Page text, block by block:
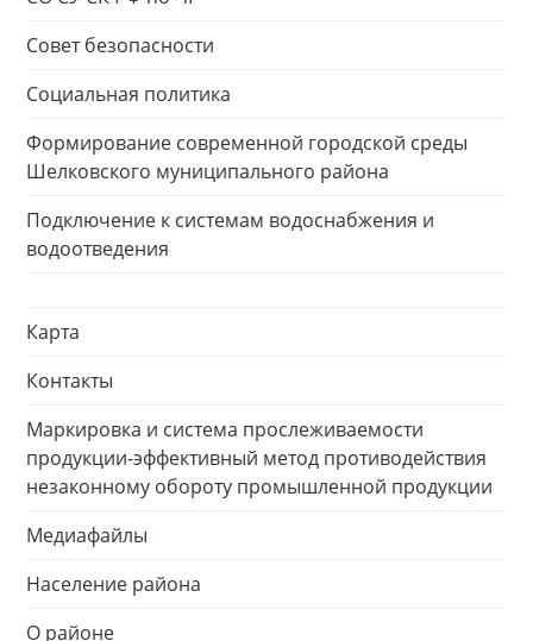
Совет безопасности
Социальная политика
Формирование современной городской среды
Шелковского муниципального района
Подключение к системам водоснабжения и
водоотведения
Карта
Контакты
Маркировка и система прослеживаемости
продукции-эффективный метод противодействия
незаконному обороту промышленной продукции
Медиафайлы
Население района
О районе